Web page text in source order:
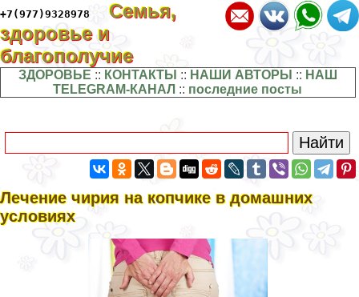
+7(977)9328978
Семья,
здоровье и
благополучие
ЗДОРОВЬЕ :: КОНТАКТЫ :: НАШИ АВТОРЫ :: НАШ
TELEGRAM-КАНАЛ :: последние посты
Лечение чирия на копчике в домашних
условиях